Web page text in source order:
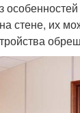
стене, их